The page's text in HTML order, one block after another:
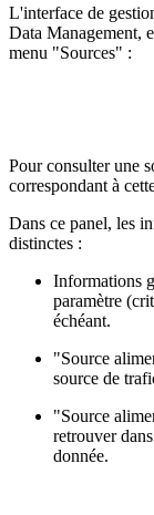
L'interface de
Data Management,
menu "Sources" :
Pour consulter une
correspondant à
Dans ce panel, les
distinctes :
Informations
paramètre
échéant.
"Source
source de
"Source
retrouver
donnée.